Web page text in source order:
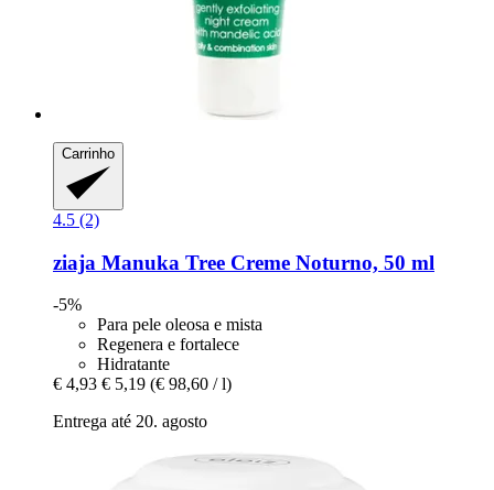
Carrinho
4.5 (2)
ziaja Manuka Tree Creme Noturno, 50 ml
-5%
Para pele oleosa e mista
Regenera e fortalece
Hidratante
€ 4,93 € 5,19 (€ 98,60 / l)
Entrega até 20. agosto